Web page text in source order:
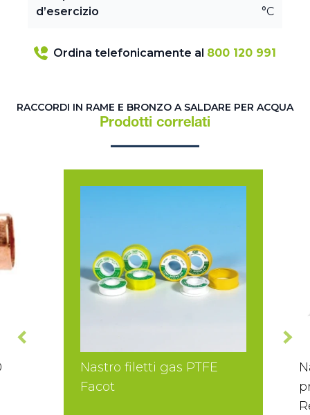
d’esercizio
°C
Ordina telefonicamente al 800 120 991
RACCORDI IN RAME E BRONZO A SALDARE PER ACQUA
Prodotti correlati
Nastro filetti gas PTFE
Facot